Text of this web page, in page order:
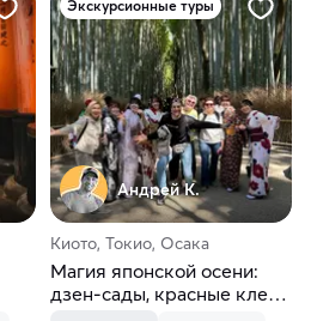
Экскурсионные туры
Андрей К.
Киото, Токио, Осака
Магия японской осени:
дзен-сады, красные клены